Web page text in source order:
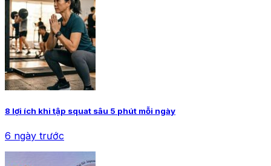
8 lợi ích khi tập squat sâu 5 phút mỗi ngày
6 ngày trước